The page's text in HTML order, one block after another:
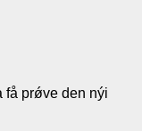
få prǿve den nýi